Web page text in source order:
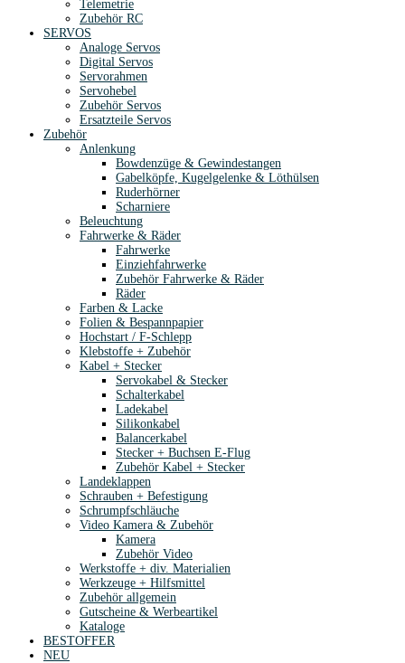
Telemetrie
Zubehör RC
SERVOS
Analoge Servos
Digital Servos
Servorahmen
Servohebel
Zubehör Servos
Ersatzteile Servos
Zubehör
Anlenkung
Bowdenzüge & Gewindestangen
Gabelköpfe, Kugelgelenke & Löthülsen
Ruderhörner
Scharniere
Beleuchtung
Fahrwerke & Räder
Fahrwerke
Einziehfahrwerke
Zubehör Fahrwerke & Räder
Räder
Farben & Lacke
Folien & Bespannpapier
Hochstart / F-Schlepp
Klebstoffe + Zubehör
Kabel + Stecker
Servokabel & Stecker
Schalterkabel
Ladekabel
Silikonkabel
Balancerkabel
Stecker + Buchsen E-Flug
Zubehör Kabel + Stecker
Landeklappen
Schrauben + Befestigung
Schrumpfschläuche
Video Kamera & Zubehör
Kamera
Zubehör Video
Werkstoffe + div. Materialien
Werkzeuge + Hilfsmittel
Zubehör allgemein
Gutscheine & Werbeartikel
Kataloge
BESTOFFER
NEU